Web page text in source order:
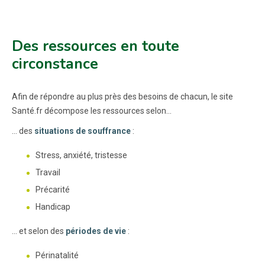
Des ressources en toute
circonstance
Afin de répondre au plus près des besoins de chacun, le site
Santé.fr décompose les ressources selon...
... des situations de souffrance :
Stress, anxiété, tristesse
Travail
Précarité
Handicap
... et selon des périodes de vie :
Périnatalité